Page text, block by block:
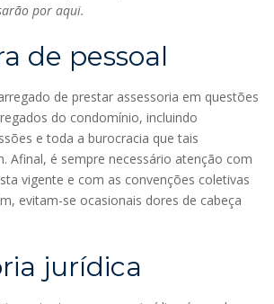
por aqui.
de pessoal
de prestar assessoria em questões
do condomínio, incluindo
e toda a burocracia que tais
Afinal, é sempre necessário atenção com
vigente e com as convenções coletivas
evitam-se ocasionais dores de cabeça
jurídica